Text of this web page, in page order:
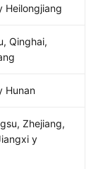
Heilongjiang
Qinghai,
Hunan
Zhejiang,
y